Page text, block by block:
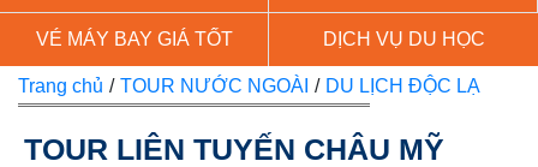
VÉ MÁY BAY GIÁ TỐT DỊCH VỤ DU HỌC
Trang chủ / TOUR NƯỚC NGOÀI / DU LỊCH ĐỘC LẠ
TOUR LIÊN TUYẾN CHÂU MỸ